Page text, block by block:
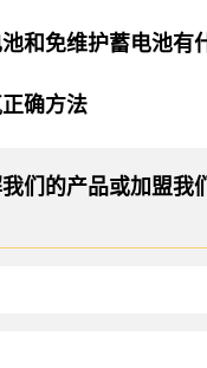
和免维护蓄电池有
确方法
们的产品或加盟我